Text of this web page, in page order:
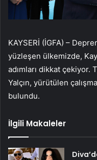
KAYSERİ (İGFA) –
yüzleşen ülkemizde,
adımları dikkat çekiyor.
Yalçın, yürütülen
bulundu.
İlgili Makaleler